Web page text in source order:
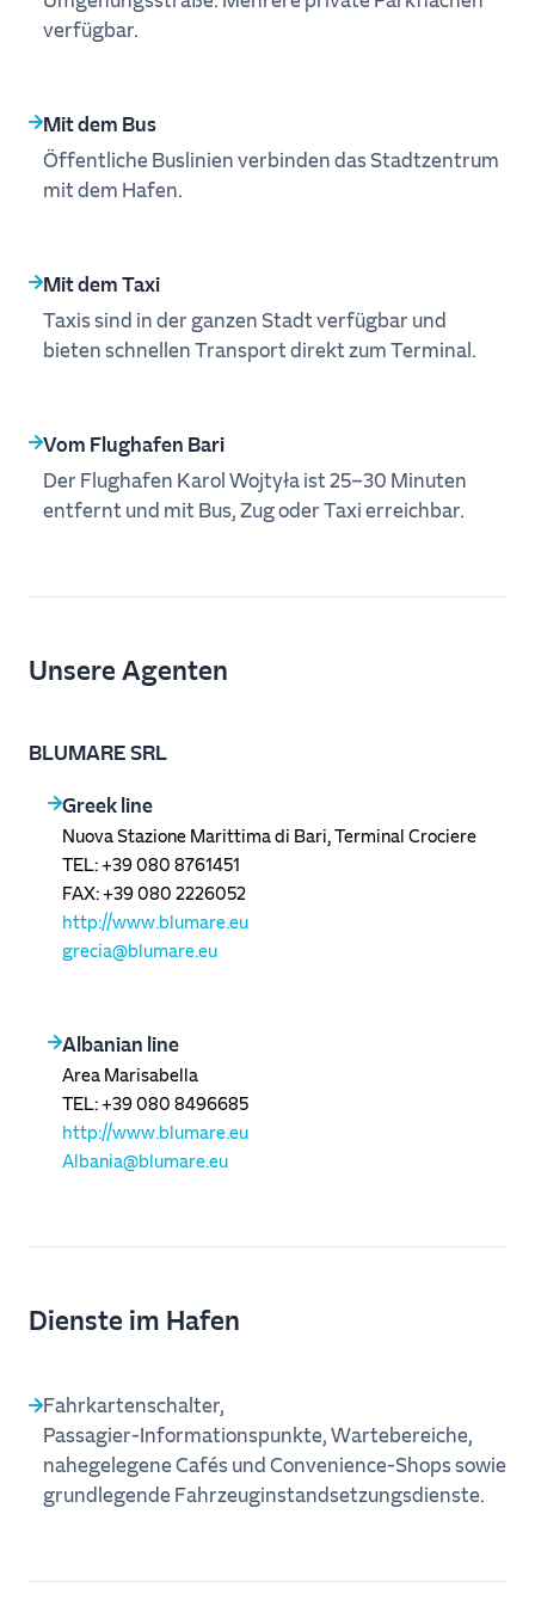
verfügbar.
Mit dem Bus
Öffentliche Buslinien verbinden das Stadtzentrum
mit dem Hafen.
Mit dem Taxi
Taxis sind in der ganzen Stadt verfügbar und
bieten schnellen Transport direkt zum Terminal.
Vom Flughafen Bari
Der Flughafen Karol Wojtyła ist 25–30 Minuten
entfernt und mit Bus, Zug oder Taxi erreichbar.
Unsere Agenten
BLUMARE SRL
Greek line
Nuova Stazione Marittima di Bari, Terminal Crociere
TEL: +39 080 8761451
FAX: +39 080 2226052
http://www.blumare.eu
grecia@blumare.eu
Albanian line
Area Marisabella
TEL: +39 080 8496685
http://www.blumare.eu
Albania@blumare.eu
Dienste im Hafen
Fahrkartenschalter,
Passagier‑Informationspunkte, Wartebereiche,
nahegelegene Cafés und Convenience‑Shops sowie
grundlegende Fahrzeuginstandsetzungsdienste.